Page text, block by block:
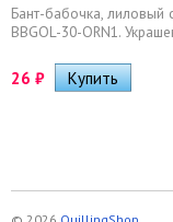
Бант-бабочка,
BBGOL-30-ORN1.
26 ₽